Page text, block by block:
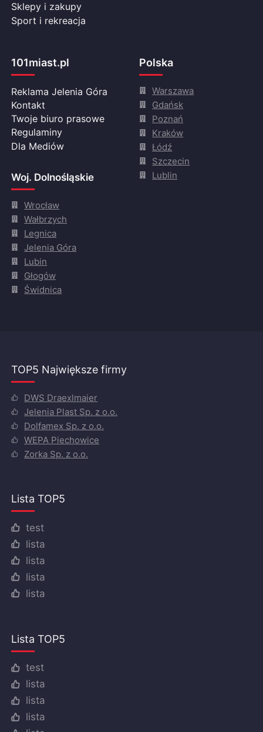
Sklepy i zakupy
Sport i rekreacja
101miast.pl
Reklama Jelenia Góra
Kontakt
Twoje biuro prasowe
Regulaminy
Dla Mediów
Woj. Dolnośląskie
Wrocław
Wałbrzych
Legnica
Jelenia Góra
Lubin
Głogów
Świdnica
Polska
Warszawa
Gdańsk
Poznań
Kraków
Łódź
Szczecin
Lublin
TOP5 Największe firmy
DWS Draexlmaier
Jelenia Plast Sp. z o.o.
Dolfamex Sp. z o.o.
WEPA Piechowice
Zorka Sp. z o.o.
Lista TOP5
test
lista
lista
lista
lista
Lista TOP5
test
lista
lista
lista